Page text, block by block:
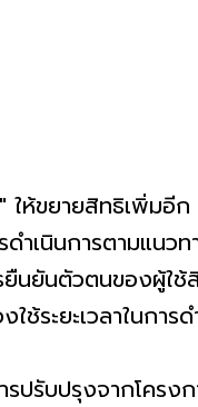
" ให้ขยายสิทธิเพิ่มอี
ดำเนินการตามแ
นยันตัวตนของผู้ใ
ระยะเวลาในการ
รปรับปรุงจากโคร